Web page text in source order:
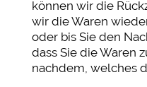
können wir die
wir die Waren
oder bis Sie den
dass Sie die Waren
nachdem, welches